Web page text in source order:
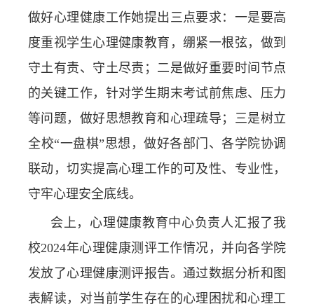
做好心理健康工作她提出三点要求：一是要高
度重视学生心理健康教育，绷紧一根弦，做到
守土有责、守土尽责；二是做好重要时间节点
的关键工作，针对学生期末考试前焦虑、压力
等问题，做好思想教育和心理疏导；三是树立
全校“一盘棋”思想，做好各部门、各学院协调
联动，切实提高心理工作的可及性、专业性，
守牢心理安全底线。
会上，心理健康教育中心负责人汇报了我
校2024年心理健康测评工作情况，并向各学院
发放了心理健康测评报告。通过数据分析和图
表解读，对当前学生存在的心理困扰和心理工